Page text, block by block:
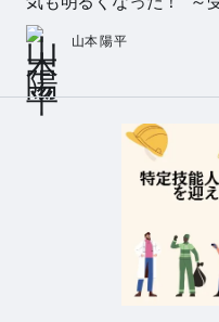
山本 陽平